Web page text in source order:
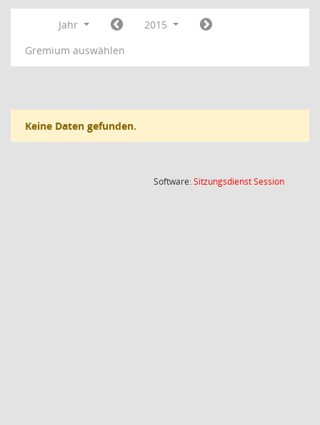
Jahr
2015
Gremium auswählen
Keine Daten gefunden.
Software:SitzungsdienstSession(Wird in